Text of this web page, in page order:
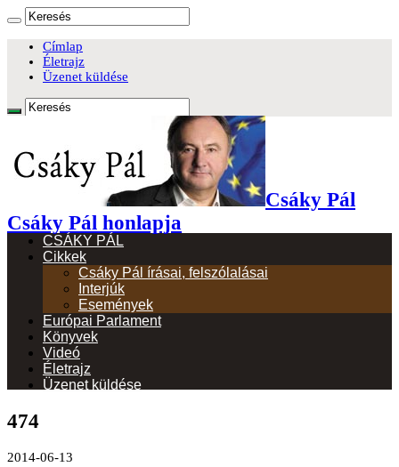
Címlap
Életrajz
Üzenet küldése
Csáky Pál
Csáky Pál honlapja
CSÁKY PÁL
Cikkek
Csáky Pál írásai, felszólalásai
Interjúk
Események
Európai Parlament
Könyvek
Videó
Életrajz
Üzenet küldése
474
2014-06-13